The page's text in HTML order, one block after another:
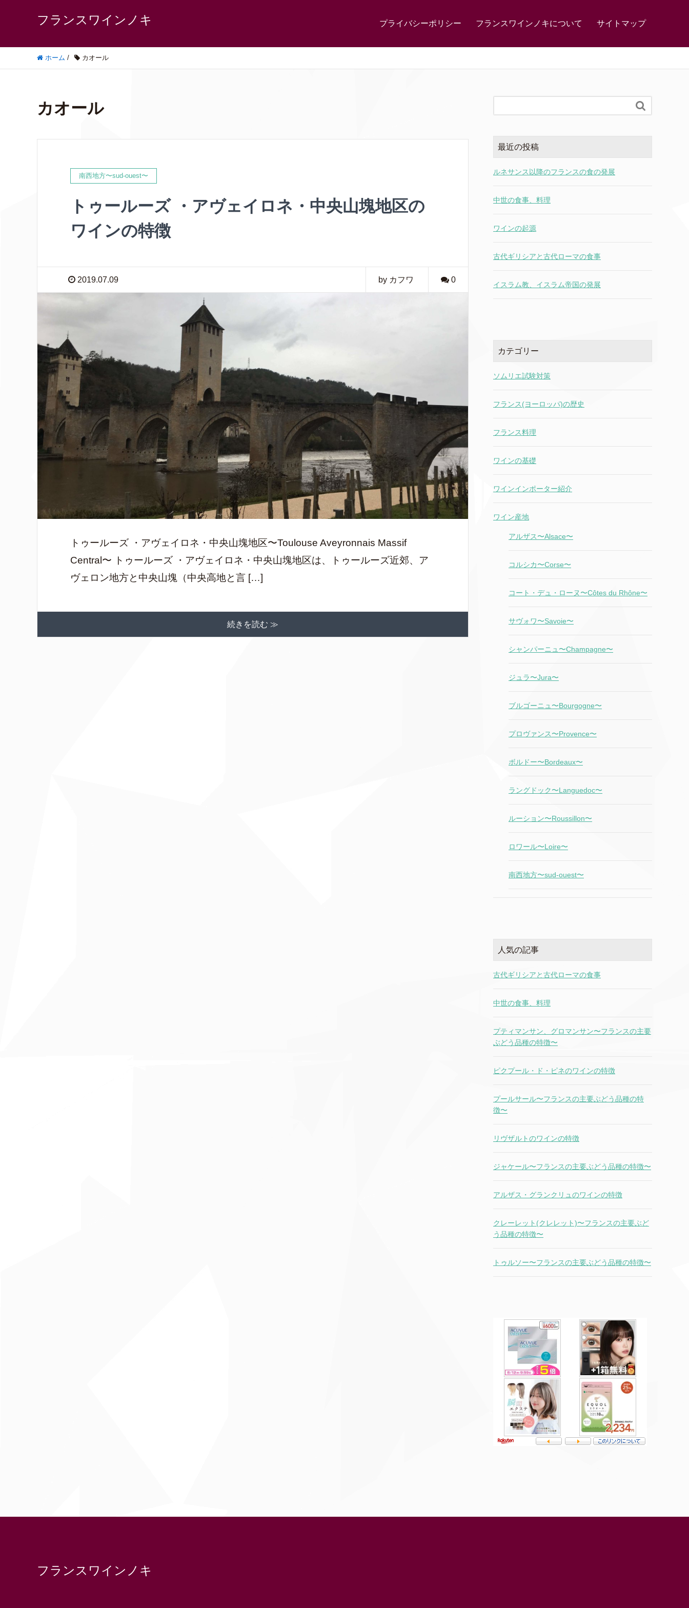
フランスワインノキ プライバシーポリシー フランスワインノキについて サイトマップ
ホーム / カオール
カオール
南西地方〜sud-ouest〜
トゥールーズ ・アヴェイロネ・中央山塊地区の
ワインの特徴
2019.07.09 by カフワ 0
トゥールーズ ・アヴェイロネ・中央山塊地区〜Toulouse Aveyronnais Massif
Central〜 トゥールーズ ・アヴェイロネ・中央山塊地区は、トゥールーズ近郊、ア
ヴェロン地方と中央山塊（中央高地と言 […]
続きを読む ≫

最近の投稿
ルネサンス以降のフランスの食の発展
中世の食事、料理
ワインの起源
古代ギリシアと古代ローマの食事
イスラム教、イスラム帝国の発展
カテゴリー
ソムリエ試験対策
フランス(ヨーロッパ)の歴史
フランス料理
ワインの基礎
ワインインポーター紹介
ワイン産地
アルザス〜Alsace〜
コルシカ〜Corse〜
コート・デュ・ローヌ〜Côtes du Rhône〜
サヴォワ〜Savoie〜
シャンパーニュ〜Champagne〜
ジュラ〜Jura〜
ブルゴーニュ〜Bourgogne〜
プロヴァンス〜Provence〜
ボルドー〜Bordeaux〜
ラングドック〜Languedoc〜
ルーション〜Roussillon〜
ロワール〜Loire〜
南西地方〜sud-ouest〜
人気の記事
古代ギリシアと古代ローマの食事
中世の食事、料理
プティマンサン、グロマンサン〜フランスの主要
ぶどう品種の特徴〜
ピクプール・ド・ピネのワインの特徴
プールサール〜フランスの主要ぶどう品種の特
徴〜
リヴザルトのワインの特徴
ジャケール〜フランスの主要ぶどう品種の特徴〜
アルザス・グランクリュのワインの特徴
クレーレット(クレレット)〜フランスの主要ぶど
う品種の特徴〜
トゥルソー〜フランスの主要ぶどう品種の特徴〜
フランスワインノキ